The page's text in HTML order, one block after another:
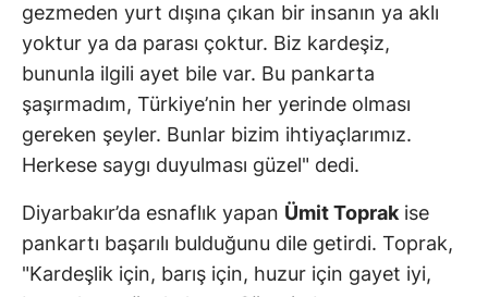
gezmeden yurt dışına çıkan bir insanın ya aklı
yoktur ya da parası çoktur. Biz kardeşiz,
bununla ilgili ayet bile var. Bu pankarta
şaşırmadım, Türkiye’nin her yerinde olması
gereken şeyler. Bunlar bizim ihtiyaçlarımız.
Herkese saygı duyulması güzel" dedi.
Diyarbakır’da esnaflık yapan Ümit Toprakise
pankartı başarılı bulduğunu dile getirdi. Toprak,
"Kardeşlik için, barış için, huzur için gayet iyi,